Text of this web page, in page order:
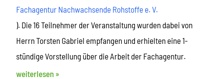
Fachagentur Nachwachsende Rohstoffe e. V.
). Die 16 Teilnehmer der Veranstaltung wurden dabei von
Herrn Torsten Gabriel empfangen und erhielten eine 1-
stündige Vorstellung über die Arbeit der Fachagentur.
weiterlesen »